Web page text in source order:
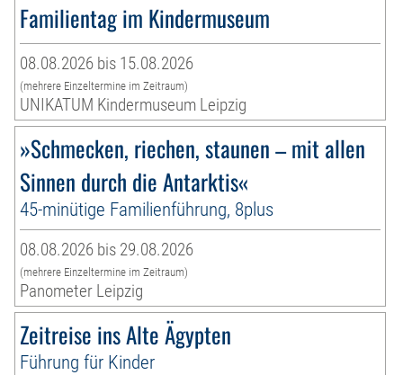
Familientag im Kindermuseum
08.08.2026 bis 15.08.2026
(mehrere Einzeltermine im Zeitraum)
UNIKATUM Kindermuseum Leipzig
»Schmecken, riechen, staunen – mit allen
Sinnen durch die Antarktis«
45-minütige Familienführung, 8plus
08.08.2026 bis 29.08.2026
(mehrere Einzeltermine im Zeitraum)
Panometer Leipzig
Zeitreise ins Alte Ägypten
Führung für Kinder